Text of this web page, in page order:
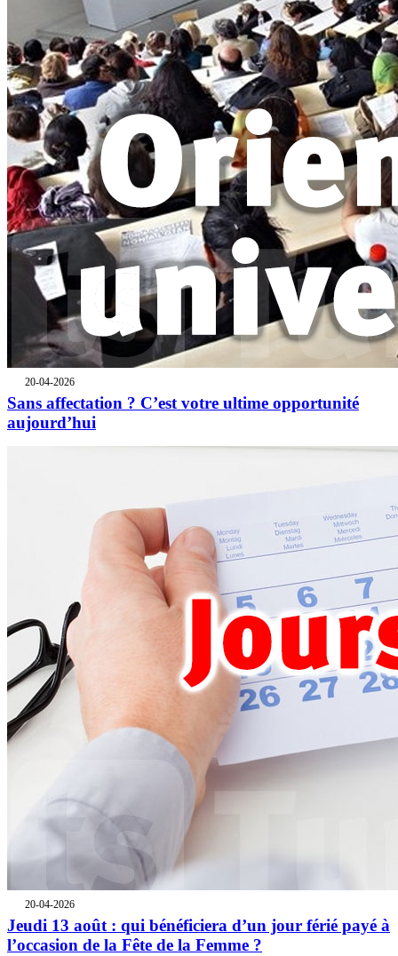
20-04-2026
Sans affectation ? C’est votre ultime opportunité
aujourd’hui
20-04-2026
Jeudi 13 août : qui bénéficiera d’un jour férié payé à
l’occasion de la Fête de la Femme ?